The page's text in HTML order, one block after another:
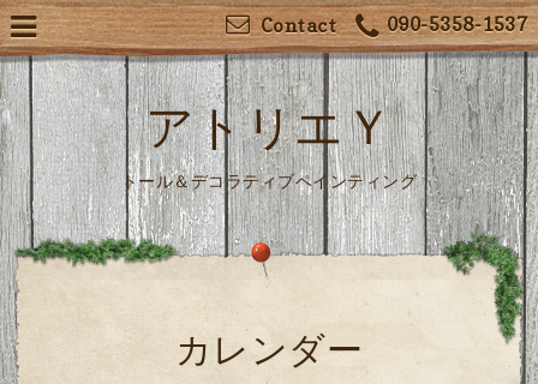
090-5358-1537
Contact
アトリエＹ
トール＆デコラティブペインティング
カレンダー